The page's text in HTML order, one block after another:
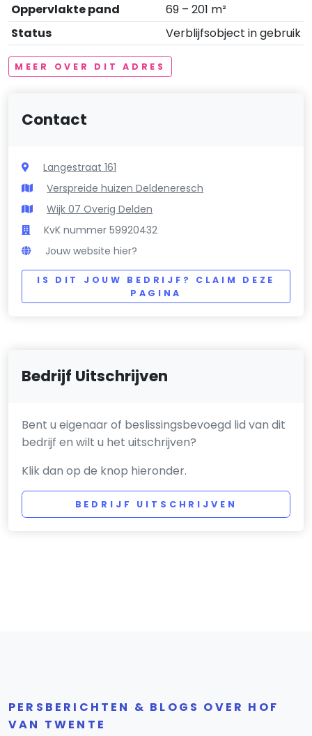
Oppervlakte pand
69 – 201 m²
Status
Verblijfsobject in gebruik
MEER OVER DIT ADRES
Contact
Langestraat 161
Verspreide huizen Deldeneresch
Wijk 07 Overig Delden
KvK nummer 59920432
Jouw website hier?
IS DIT JOUW BEDRIJF? CLAIM DEZE
PAGINA
Bedrijf Uitschrijven
Bent u eigenaar of beslissingsbevoegd lid van dit
bedrijf en wilt u het uitschrijven?
Klik dan op de knop hieronder.
BEDRIJF UITSCHRIJVEN
PERSBERICHTEN & BLOGS OVER HOF
VAN TWENTE